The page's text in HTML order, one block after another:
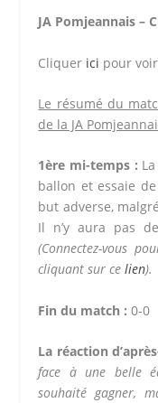
JA Pomjeannais –
Cliquer ici pour
Le résumé du
de la JA
1ère mi-temps : La
ballon et essaie
but adverse,
Il n’y aura pas
(Connectez-vous
cliquant sur celien).
Fin du match : 0-0
La réaction
face à une belle
souhaité gagner,